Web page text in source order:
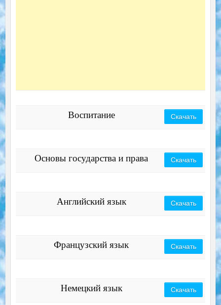
Воспитание Скачать
Основы государства и права Скачать
Английский язык Скачать
Французский язык Скачать
Немецкий язык Скачать